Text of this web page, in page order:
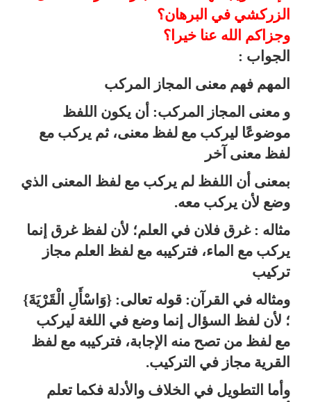
الزركشي في البرهان؟
وجزاكم الله عنا خيرا؟
الجواب :
المهم فهم معنى المجاز المركب
و معنى المجاز المركب: أن يكون اللفظ
موضوعًا ليركب مع لفظ معنى، ثم يركب مع
لفظ معنى آخر
بمعنى أن اللفظ لم يركب مع لفظ المعنى الذي
وضع لأن يركب معه.
مثاله : غرق فلان في العلم؛ لأن لفظ غرق إنما
يركب مع الماء، فتركيبه مع لفظ العلم مجاز
تركيب
ومثاله في القرآن: قوله تعالى: {وَاسْأَلِ الْقَرْيَةَ}
؛ لأن لفظ السؤال إنما وضع في اللغة ليركب
مع لفظ من تصح منه الإجابة، فتركيبه مع لفظ
القرية مجاز في التركيب.
وأما التطويل في الخلاف والأدلة فكما تعلم